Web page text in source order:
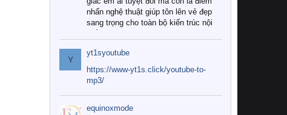
nhấn nghệ thuật giúp tôn lên vẻ đẹp
sang trọng cho toàn bộ kiến trúc nội
Tuy nhiên, giữa thị trường đa dạng
với vô vàn thương hiệu và mẫu mã
như hiện nay, làm thế nào để chọn
được những bộ chăn ga gối đệm cao
cấp thực sự chất lượng, phù hợp với
khí hậu và nhu cầu sử dụng của gia
Y
yt1syoutube
https://www-yt1s.click/youtube-to-
mp3/
equinoxmode